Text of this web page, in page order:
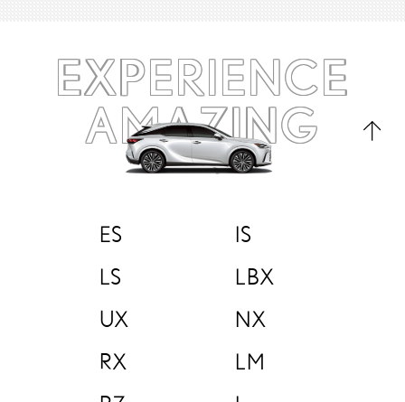
EXPERIENCE
AMAZING
ES
IS
LS
LBX
UX
NX
RX
LM